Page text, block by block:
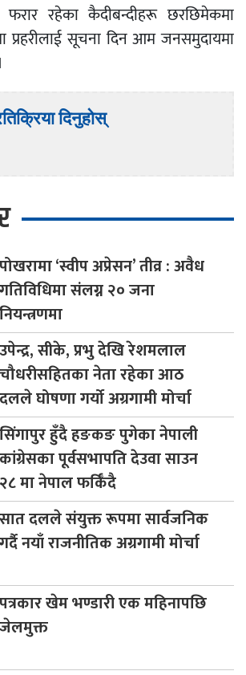
फरार रहेका कैदीबन्दीहरू छरछिमेकमा
प्रहरीलाई सूचना दिन आम जनसमुदायमा
दिनुहोस्
पोखरामा‘स्वीप अप्रेसन’ तीव्र : अवैध
गतिविधिमा संलग्न २० जना
नियन्त्रणमा
उपेन्द्र,सीके, प्रभु देखि रेशमलाल
चौधरीसहितका नेता रहेका आठ
दलले घोषणा गर्यो अग्रगामी मोर्चा
सिंगापुरहुँदै हङकङ पुगेका नेपाली
कांग्रेसका पूर्वसभापति देउवा साउन
२८ मा नेपाल फर्किँदै
सातदलले संयुक्त रूपमा सार्वजनिक
गर्दै नयाँ राजनीतिक अग्रगामी मोर्चा
पत्रकारखेम भण्डारी एक महिनापछि
जेलमुक्त